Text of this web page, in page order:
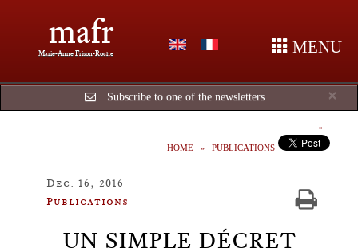
mafr
Marie-Anne Frison-Roche MENU
×
Subscribe to one of the newsletters
HOME PUBLICATIONS
Dec. 16, 2016
Publications
UN SIMPLE DÉCRET